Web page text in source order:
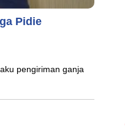
Pidie
pengiriman ganja